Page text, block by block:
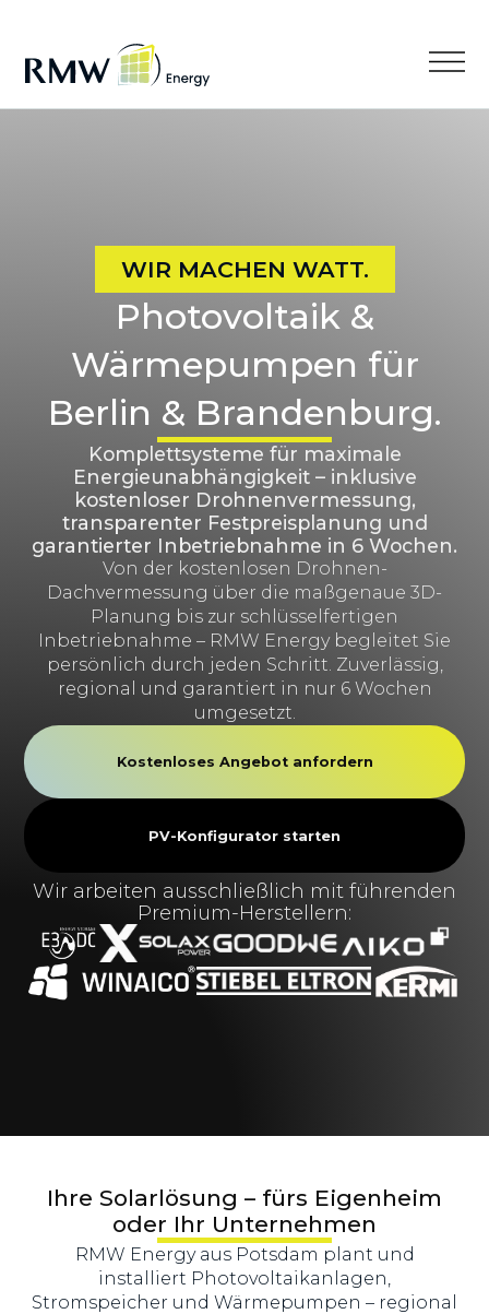
WIR MACHEN WATT.
Photovoltaik &
Wärmepumpen für
Berlin & Brandenburg.
Komplettsysteme für maximale
Energieunabhängigkeit – inklusive
kostenloser Drohnenvermessung,
transparenter Festpreisplanung und
garantierter Inbetriebnahme in 6 Wochen.
Von der kostenlosen Drohnen-
Dachvermessung über die maßgenaue 3D-
Planung bis zur schlüsselfertigen
Inbetriebnahme – RMW Energy begleitet Sie
persönlich durch jeden Schritt. Zuverlässig,
regional und garantiert in nur 6 Wochen
umgesetzt.
Kostenloses Angebot anfordern
PV-Konfigurator starten
Wir arbeiten ausschließlich mit führenden
Premium-Herstellern:
Ihre Solarlösung – fürs Eigenheim
oder Ihr Unternehmen
RMW Energy aus Potsdam plant und
installiert Photovoltaikanlagen,
Stromspeicher und Wärmepumpen – regional